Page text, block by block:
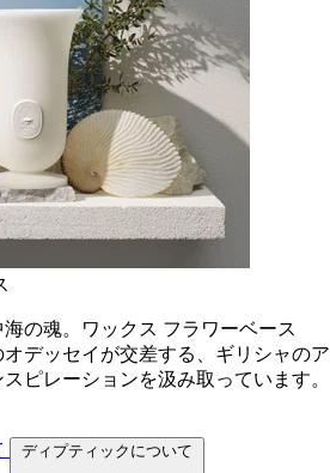
の魂。ワックス フラワーベース
デッセイが交差する、ギリシャのア
ピレーションを汲み取っています。
ディプティックについて